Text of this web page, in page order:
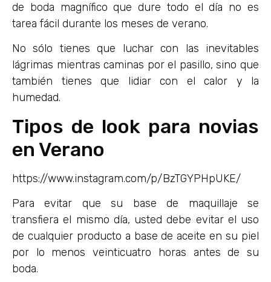
de boda magnífico que dure todo el día no es
tarea fácil durante los meses de verano.
No sólo tienes que luchar con las inevitables
lágrimas mientras caminas por el pasillo, sino que
también tienes que lidiar con el calor y la
humedad.
Tipos de look para novias
en Verano
https://www.instagram.com/p/BzTGYPHpUKE/
Para evitar que su base de maquillaje se
transfiera el mismo día, usted debe evitar el uso
de cualquier producto a base de aceite en su piel
por lo menos veinticuatro horas antes de su
boda.